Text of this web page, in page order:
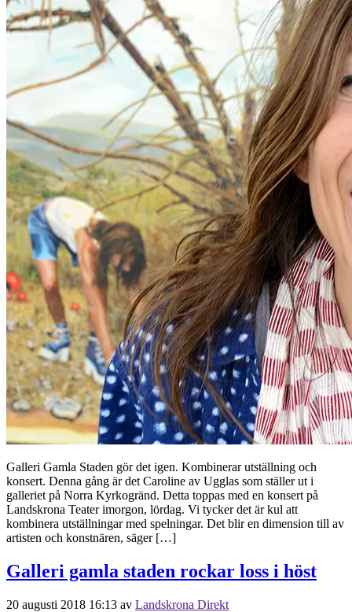
Galleri Gamla Staden gör det igen. Kombinerar utställning och
konsert. Denna gång är det Caroline av Ugglas som ställer ut i
galleriet på Norra Kyrkogränd. Detta toppas med en konsert på
Landskrona Teater imorgon, lördag. Vi tycker det är kul att
kombinera utställningar med spelningar. Det blir en dimension till av
artisten och konstnären, säger […]
Galleri gamla staden rockar loss i höst
20 augusti 2018 16:13 av Landskrona Direkt